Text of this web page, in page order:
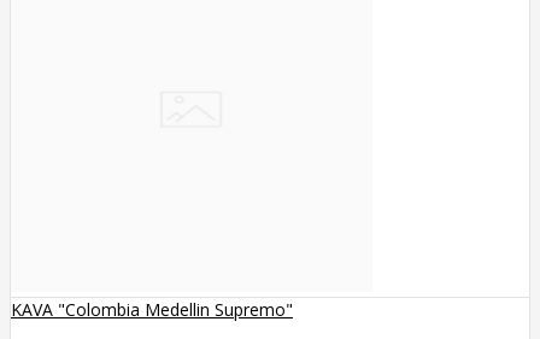
KAVA "Colombia Medellin Supremo"